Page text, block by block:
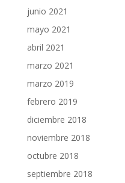
junio 2021
mayo 2021
abril 2021
marzo 2021
marzo 2019
febrero 2019
diciembre 2018
noviembre 2018
octubre 2018
septiembre 2018